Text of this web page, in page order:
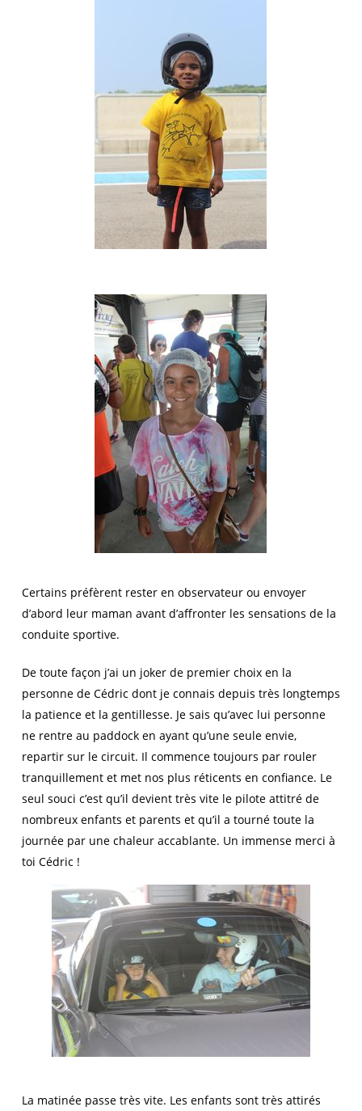
Certains préfèrent rester en observateur ou envoyer
d’abord leur maman avant d’affronter les sensations de la
conduite sportive.
De toute façon j’ai un joker de premier choix en la
personne de Cédric dont je connais depuis très longtemps
la patience et la gentillesse. Je sais qu’avec lui personne
ne rentre au paddock en ayant qu’une seule envie,
repartir sur le circuit. Il commence toujours par rouler
tranquillement et met nos plus réticents en confiance. Le
seul souci c’est qu’il devient très vite le pilote attitré de
nombreux enfants et parents et qu’il a tourné toute la
journée par une chaleur accablante. Un immense merci à
toi Cédric !
La matinée passe très vite. Les enfants sont très attirés